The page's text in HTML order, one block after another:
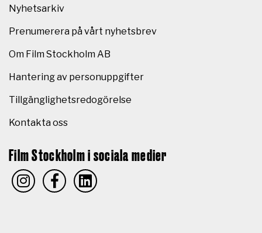
Nyhetsarkiv
Prenumerera på vårt nyhetsbrev
Om Film Stockholm AB
Hantering av personuppgifter
Tillgänglighetsredogörelse
Kontakta oss
Film Stockholm i sociala medier